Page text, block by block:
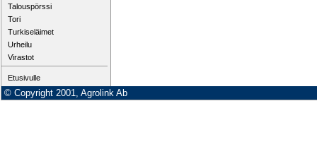
Talouspörssi
Tori
Turkiseläimet
Urheilu
Virastot
Etusivulle
© Copyright 2001, Agrolink Ab